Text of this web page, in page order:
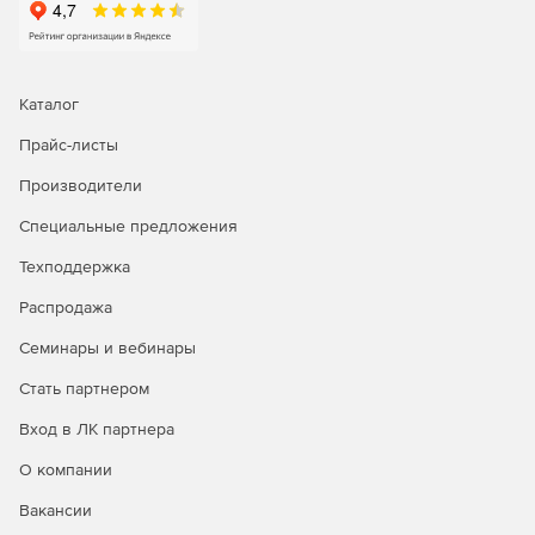
Анализ отчетов об исторических трендах для
эффективного планирования мощностей.
неполадок в работе сети.
неполадок на первом и втором уровнях сети:
Проверка связи по протоколу ICMP: доступность —
устройства, поэтому инструмент для проверки связи
позволяет определить, доступно ли устройство, а
маршрута позволяет узнать, является ли причиной
недоступности устройства ошибка в пути к нему, а
прервана. Трассировка маршрута от OpManager до
прыжков до отслеживаемого устройства, а также
Каталог
Прайс-листы
Производители
Специальные предложения
Техподдержка
Распродажа
Семинары и вебинары
Стать партнером
Вход в ЛК партнера
О компании
Вакансии